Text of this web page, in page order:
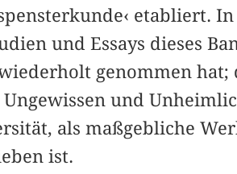
etabliert.
und Essays dieses
genommen hat;
Ungewissen und
als maßgebliche
ist.